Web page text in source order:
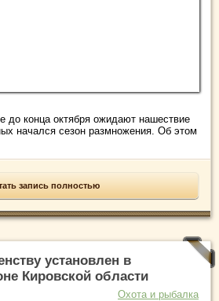
до конца октября ожидают нашествие
начался сезон размножения. Об этом
запись полностью
установлен в
Кировской области
Охота и рыбалка